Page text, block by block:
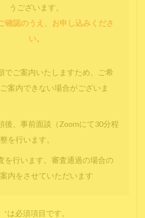
うございます。
確認のうえ、お申し込みくださ
い。
でご案内いたしますため、ご希
案内できない場合がございま
後、事前面談（Zoomにて30分程
を行います。
を行います。審査通過の場合の
内をさせていただいます
*は必須項目です。